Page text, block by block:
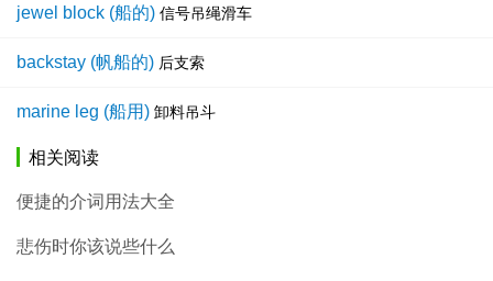
jewel block (船的) 信号吊绳滑车
backstay (帆船的) 后支索
marine leg (船用) 卸料吊斗
相关阅读
便捷的介词用法大全
悲伤时你该说些什么